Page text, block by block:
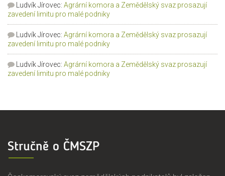
Ludvík Jírovec: Agrární komora a Zemědělský svaz prosazují
zavedení limitu pro malé podniky
Ludvík Jírovec: Agrární komora a Zemědělský svaz prosazují
zavedení limitu pro malé podniky
Ludvík Jírovec: Agrární komora a Zemědělský svaz prosazují
zavedení limitu pro malé podniky
Stručně o ČMSZP